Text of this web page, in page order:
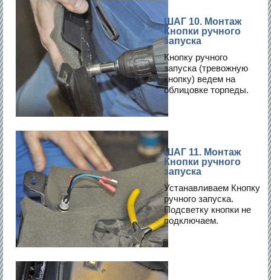
ШАГ 10. Монтаж
Кнопки ручного
запуска
Кнопку ручного
запуска (тревожную
кнопку) ведем на
облицовке торпеды.
ШАГ 11. Монтаж
Кнопки ручного
запуска
Устанавливаем Кнопку
ручного запуска.
Подсветку кнопки не
подключаем.